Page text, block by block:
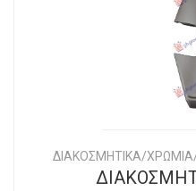
ΔΙΑΚΟΣΜΗΤΙΚΑ/